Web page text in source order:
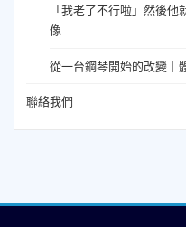
「我老了不行啦」然後
像
從一台鋼琴開始的改變｜
聯絡我們